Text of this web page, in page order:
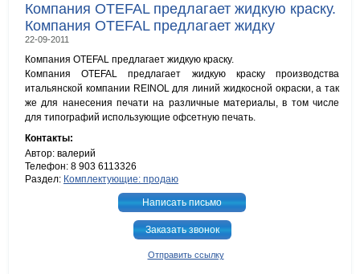
Компания OTEFAL предлагает жидкую краску.
Компания OTEFAL предлагает жидку
22-09-2011
Компания OTEFAL предлагает жидкую краску.
Компания OTEFAL предлагает жидкую краску производства
итальянской компании REINOL для линий жидкосной окраски, а так
же для нанесения печати на различные материалы, в том числе
для типографий использующие офсетную печать.
Контакты:
Автор: валерий
Телефон: 8 903 6113326
Раздел: Комплектующие: продаю
Написать письмо
Заказать звонок
Отправить ссылку